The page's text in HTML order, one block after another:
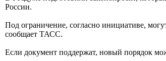
России.
Под ограничение, согласно инициативе,
сообщает ТАСС.
Если документ поддержат, новый порядок